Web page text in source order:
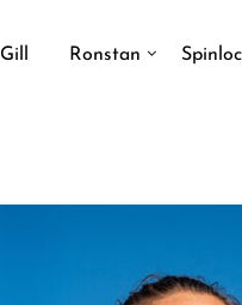
Gill Ronstan